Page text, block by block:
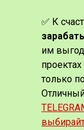
✅ К
им
проектах
только